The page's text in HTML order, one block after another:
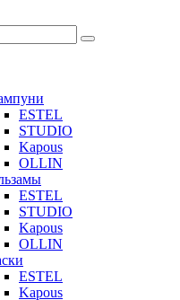
ESTEL
STUDIO
Kapous
OLLIN
ESTEL
STUDIO
Kapous
OLLIN
ESTEL
Kapous